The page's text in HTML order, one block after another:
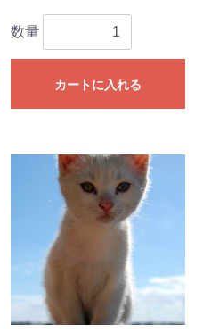
数量
カートに入れる